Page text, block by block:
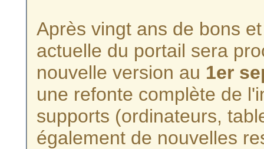
Après vingt ans de bons
actuelle du portail sera
nouvelle version au 1er
une refonte complète de
supports (ordinateurs,
également de nouvelles